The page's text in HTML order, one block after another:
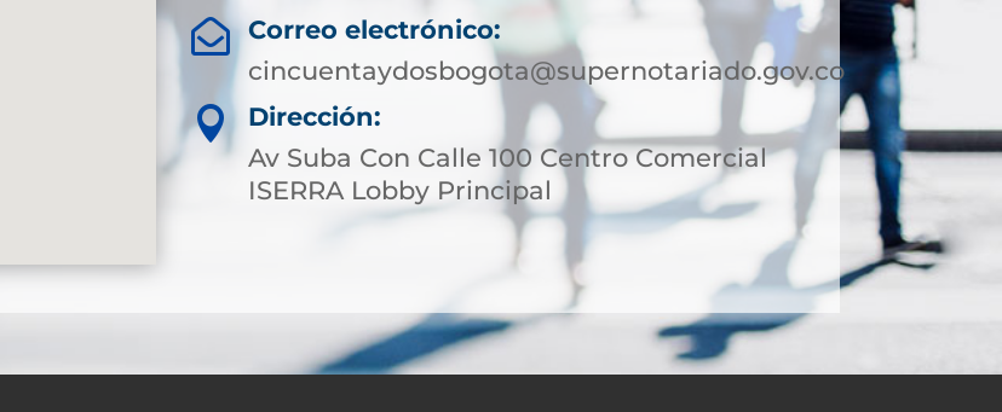

Correo electrónico:
cincuentaydosbogota@supernotariado.gov.co

Dirección:
Av Suba Con Calle 100 Centro Comercial
ISERRA Lobby Principal